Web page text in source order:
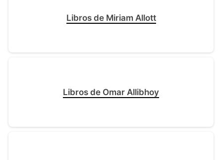
Libros de Miriam Allott
Libros de Omar Allibhoy